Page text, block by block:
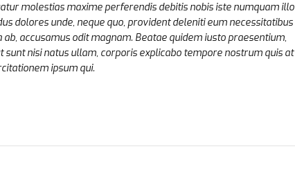
molestias maxime perferendis debitis nobis iste numquam illo
dolores unde, neque quo, provident deleniti eum necessitatibus
accusamus odit magnam. Beatae quidem iusto praesentium,
nisi natus ullam, corporis explicabo tempore nostrum quis at
ipsum qui.